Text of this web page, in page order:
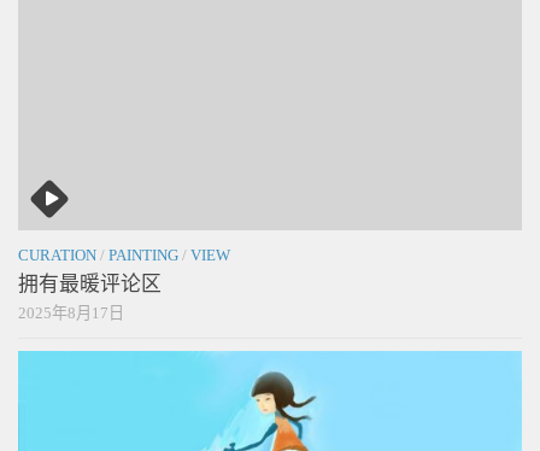
CURATION / PAINTING / VIEW
拥有最暖评论区
2025年8月17日